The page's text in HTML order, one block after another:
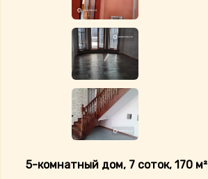
5-комнатный дом, 7 соток, 170 м²